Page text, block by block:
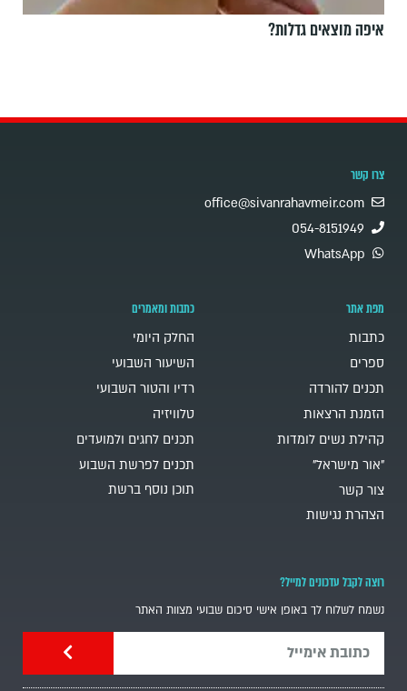
איפה מוצאים גדלות?
צרו קשר
office@sivanrahavmeir.com
054-8151949
WhatsApp
מפת אתר
כתבות
ספרים
תכנים להורדה
הזמנת הרצאות
קהילת נשים לומדות
"אור מישראל"
צור קשר
הצהרת נגישות
כתבות ומאמרים
החלק היומי
השיעור השבועי
רדיו והטור השבועי
טלוויזיה
תכנים לחגים ולמועדים
תכנים לפרשת השבוע
תוכן נוסף ברשת
רוצה לקבל עדכונים למייל?
נשמח לשלוח לך באופן אישי סיכום שבועי מצוות האתר